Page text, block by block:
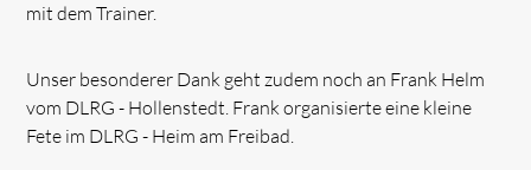
mit dem Trainer.
Unser besonderer Dank geht zudem noch an Frank Helm
vom DLRG - Hollenstedt. Frank organisierte eine kleine
Fete im DLRG - Heim am Freibad.